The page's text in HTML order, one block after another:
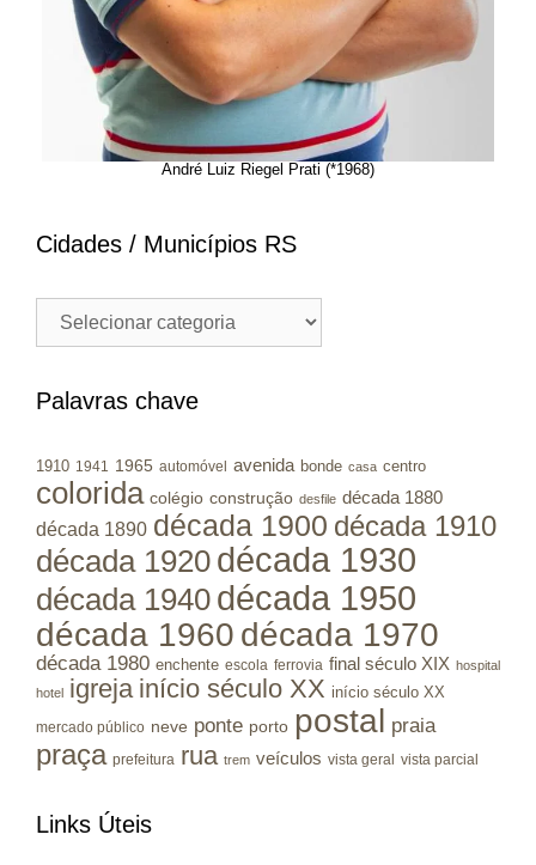
André Luiz Riegel Prati (*1968)
Cidades / Municípios RS
Cidades
Municípios
Palavras chave
1910 1941 1965 automóvel avenida bonde casa centro
colorida colégio construção desfile década 1880
década 1890 década 1900 década 1910
década 1920 década 1930
década 1940 década 1950
década 1960 década 1970
década 1980 enchente escola ferrovia final século XIX hospital
hotel igreja início século XX início século XX
mercado público neve ponte porto postal praia
praça prefeitura rua trem veículos vista geral vista parcial
Links Úteis